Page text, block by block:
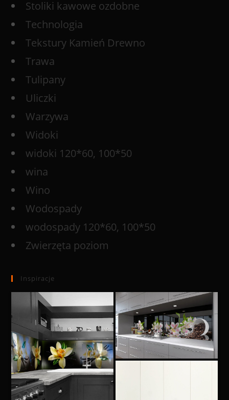
Stoliki kawowe ozdobne
Technologia
Tekstury Kamień Drewno
Trawa
Tulipany
Uliczki
Warzywa
Widoki
widoki 120*60, 100*50
wina
Wino
Wodospady
wodospady 120*60, 100*50
Zwierzęta poziom
Inspiracje